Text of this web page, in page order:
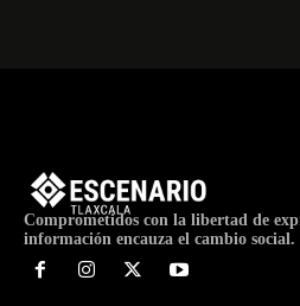
Comprometidos con la libertad de
información encauza el cambio social.